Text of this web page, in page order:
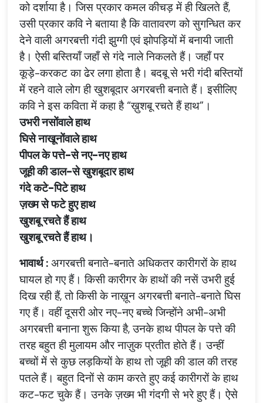
को दर्शाया है। जिस प्रकार कमल कीचड़ में ही खिलते हैं,
उसी प्रकार कवि ने बताया है कि वातावरण को सुगन्धित कर
देने वाली अगरबत्ती गंदी झुग्गी एवं झोपड़ियों में बनायी जाती
है। ऐसी बस्तियाँ जहाँ से गंदे नाले निकलते हैं। जहाँ पर
कूड़े-करकट का ढेर लगा होता है। बदबू से भरी गंदी बस्तियों
में रहने वाले लोग ही खुशबूदार अगरबत्ती बनाते हैं। इसीलिए
कवि ने इस कविता में कहा है“ख़ुशबू रचते हैं हाथ” ।
उभरीनसोंवालेहाथ
घिसेनाखूनोंवालेहाथ
पीपलकेपत्ते-सेनए-नएहाथ
जूहीकीडाल-सेखुशबूदारहाथ
गंदेकटे-पिटेहाथ
ज़ख्मसेफटेहुएहाथ
खुशबूरचतेहैंहाथ
खुशबूरचतेहैंहाथ।
भावार्थ: अगरबत्ती बनाते-बनाते अधिकतर कारीगरों के हाथ
घायल हो गए हैं। किसी कारीगर के हाथों की नसें उभरी हुई
दिख रही हैं,तो किसी के नाख़ून अगरबत्ती बनाते-बनाते घिस
गए हैं। वहीं दूसरी ओर नए-नए बच्चे जिन्होंने अभी-अभी
अगरबत्ती बनाना शुरू किया है,उनके हाथ पीपल के पत्ते की
तरह बहुत ही मुलायम और नाज़ुक प्रतीत होते हैं। उन्हीं
बच्चों में से कुछ लड़कियों के हाथ तो जूही की डाल की तरह
पतले हैं। बहुत दिनों से काम करते हुए कई कारीगरों के हाथ
कट-फट चुके हैं। उनके ज़ख्म भी गंदगी से भरे हुए हैं। ऐसे